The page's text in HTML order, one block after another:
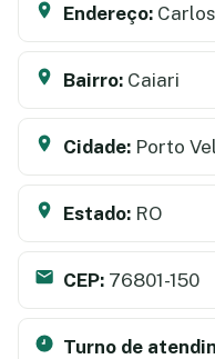
Endereço:
Bairro: Caiari
Cidade: Porto
Estado: RO
CEP: 76801-150
Turno de